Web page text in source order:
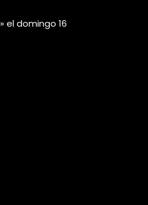
» el domingo 16